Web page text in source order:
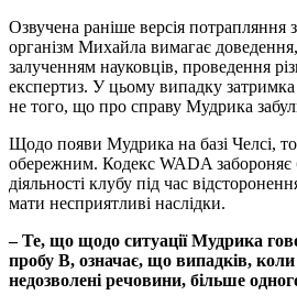
Озвучена раніше версія потрапляння
організм Михайла вимагає
залученням науковців, проведення
експертиз. У цьому випадку
не того, що про справу Мудрика
Щодо появи Мудрика на базі Челсі,
обережним. Кодекс WADA забороняє
діяльності клубу під час
мати несприятливі наслідки.
– Те, що щодо ситуації Мудрика
пробу В, означає, що випадків,
недозволені речовини, більше